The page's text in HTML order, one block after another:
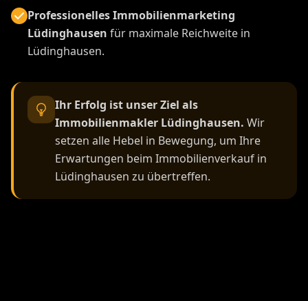
Professionelles Immobilienmarketing
Lüdinghausen für maximale Reichweite in
Lüdinghausen.
Ihr Erfolg ist unser Ziel als
Immobilienmakler Lüdinghausen. Wir
setzen alle Hebel in Bewegung, um Ihre
Erwartungen beim Immobilienverkauf in
Lüdinghausen zu übertreffen.